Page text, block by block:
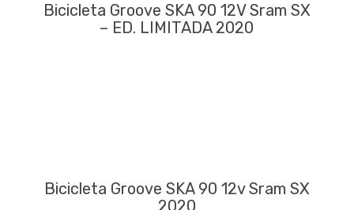
Bicicleta Groove SKA 90 12V Sram SX
– ED. LIMITADA 2020
Bicicleta Groove SKA 90 12v Sram SX
2020